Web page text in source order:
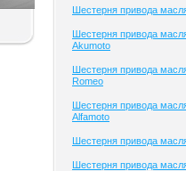
Шестерня привода
Шестерня привода
Akumoto
Шестерня привода
Romeo
Шестерня привода
Alfamoto
Шестерня привода
Шестерня привода